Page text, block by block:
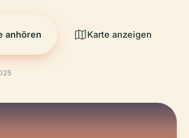
anhören Karte anzeigen